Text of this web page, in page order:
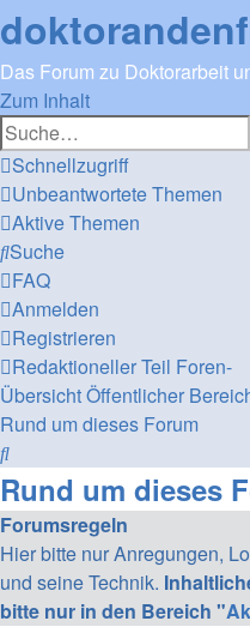
Das Forum zu Doktorarbeit
Zum Inhalt
Schnellzugriff
Unbeantwortete Themen
Aktive Themen
Suche
FAQ
Anmelden
Registrieren
Redaktioneller Teil Foren-
ÜbersichtÖffentlicher
Rund um dieses Forum
Suche
Rund um dieses
Forumsregeln
Hier bitte nur Anregungen,
und seine Technik.
bitte nur in den Bereich "